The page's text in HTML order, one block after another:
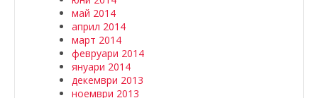
май 2014
април 2014
март 2014
февруари 2014
януари 2014
декември 2013
ноември 2013